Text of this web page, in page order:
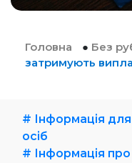
Головна ● Без
затримують
# Інформація
осіб
# Інформація